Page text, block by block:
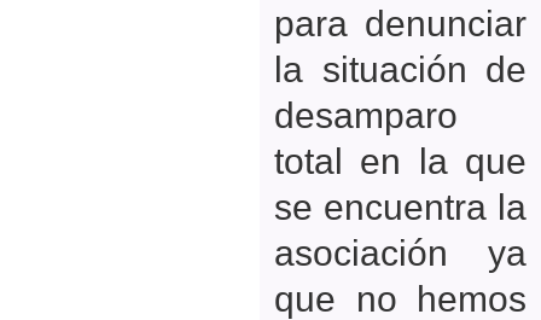
para denunciar
la situación de
desamparo
total en la que
se encuentra la
asociación ya
que no hemos